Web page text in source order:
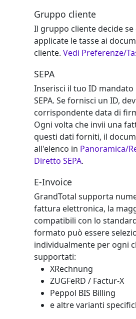
Gruppo cliente
Il gruppo cliente decide
applicate le tasse ai
cliente. Vedi Preferenze/
SEPA
Inserisci il tuo ID
SEPA. Se fornisci un ID,
corrispondente data di
Ogni volta che invii una
questi dati forniti, il
all'elenco in Panoramica/
Diretto SEPA.
E-Invoice
GrandTotal supporta
fattura elettronica, la
compatibili con lo
formato può essere
individualmente per ogni
supportati:
XRechnung
ZUGFeRD / Factur-X
Peppol BIS Billing
e altre varianti